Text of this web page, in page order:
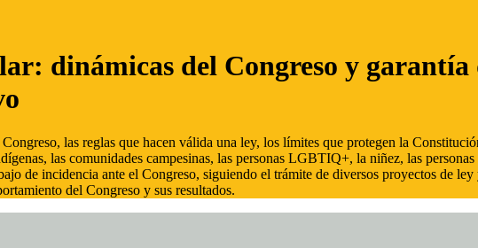
dinámicas del Congreso y
las reglas que hacen válida una ley, los límites que protegen la
las comunidades campesinas, las personas LGBTIQ+, la niñez, las
de incidencia ante el Congreso, siguiendo el trámite de diversos proyectos de
del Congreso y sus resultados.